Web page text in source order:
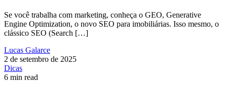
Se você trabalha com marketing, conheça o GEO, Generative
Engine Optimization, o novo SEO para imobiliárias. Isso mesmo, o
clássico SEO (Search […]
Lucas Galarce
2 de setembro de 2025
Dicas
6 min read